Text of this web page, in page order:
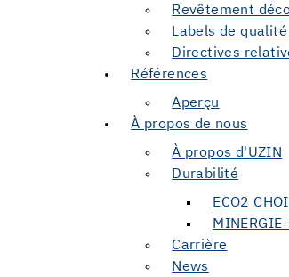
Revêtement
Labels de
Directives
Références
Aperçu
À propos de nous
À propos d'UZIN
Durabilité
ECO2
Carrière
News